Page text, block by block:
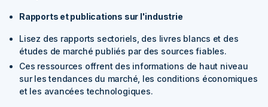
Rapports et publications sur l'industrie
Lisez des rapports sectoriels, des livres blancs et des
études de marché publiés par des sources fiables.
Ces ressources offrent des informations de haut niveau
sur les tendances du marché, les conditions économiques
et les avancées technologiques.